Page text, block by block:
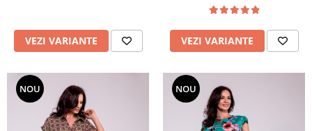
VEZI VARIANTE VEZI VARIANTE
NOU NOU